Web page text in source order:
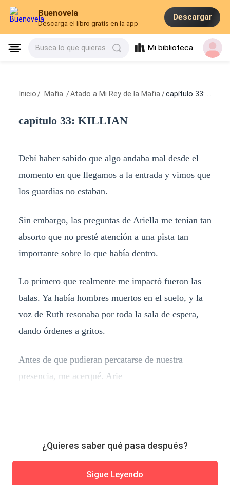
Buenovela
Descarga el libro gratis en la app
Descargar
Busca lo que quieras Mi biblioteca
Inicio / Mafia /Atado a Mi Rey de la Mafia /capítulo 33: KILLIAN
capítulo 33: KILLIAN
Debí haber sabido que algo andaba mal desde el
momento en que llegamos a la entrada y vimos que
los guardias no estaban.
Sin embargo, las preguntas de Ariella me tenían tan
absorto que no presté atención a una pista tan
importante sobre lo que había dentro.
Lo primero que realmente me impactó fueron las
balas. Ya había hombres muertos en el suelo, y la
voz de Ruth resonaba por toda la sala de espera,
dando órdenes a gritos.
Antes de que pudieran percatarse de nuestra
presencia, me acerqué. Arie
¿Quieres saber qué pasa después?
Sigue Leyendo